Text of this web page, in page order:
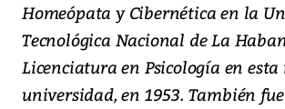
Homeópata y Cibernética en la
Tecnológica Nacional de La
Licenciatura en Psicología en
universidad, en 1953. También